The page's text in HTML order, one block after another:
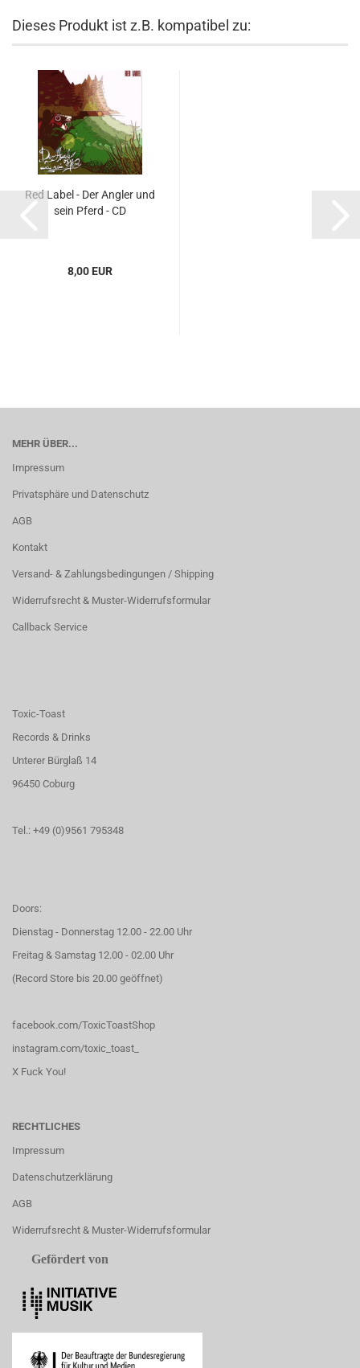
Dieses Produkt ist z.B. kompatibel zu:
Red Label - Der Angler und
sein Pferd - CD
8,00 EUR
MEHR ÜBER...
Impressum
Privatsphäre und Datenschutz
AGB
Kontakt
Versand- & Zahlungsbedingungen / Shipping
Widerrufsrecht & Muster-Widerrufsformular
Callback Service
Toxic-Toast
Records & Drinks
Unterer Bürglaß 14
96450 Coburg
Tel.: +49 (0)9561 795348
Doors:
Dienstag - Donnerstag 12.00 - 22.00 Uhr
Freitag & Samstag 12.00 - 02.00 Uhr
(Record Store bis 20.00 geöffnet)
facebook.com/ToxicToastShop
instagram.com/toxic_toast_
X Fuck You!
RECHTLICHES
Impressum
Datenschutzerklärung
AGB
Widerrufsrecht & Muster-Widerrufsformular
Gefördert von